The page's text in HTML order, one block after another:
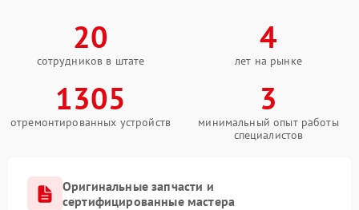
20
сотрудников в штате
4
лет на рынке
1305
отремонтированных устройств
3
минимальный опыт работы
специалистов
Оригинальные запчасти и
сертифицированные мастера